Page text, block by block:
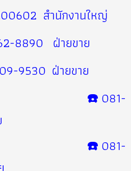
สำนักงานใหญ่
8890 ฝ่ายขาย
9530 ฝ่ายขาย
☎️ 081-
081-